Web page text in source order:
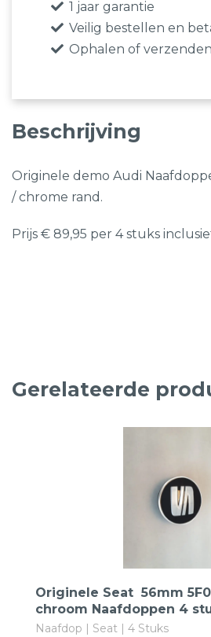
1 jaar garantie
Veilig bestellen en
Ophalen of verzenden
Beschrijving
Originele demo Audi
/ chrome rand.
Prijs € 89,95 per 4 stuks
Gerelateerde
Originele Seat 56mm
chroom Naafdoppen 4
Naafdop | Seat | 4 Stuks